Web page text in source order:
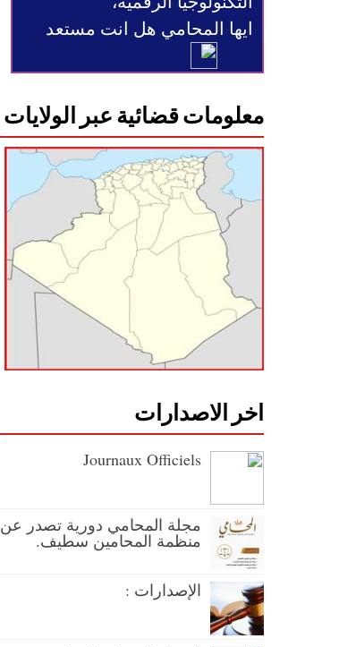
ايها المحامي هل انت مستعد
معلومات قضائية عبر الولايات
اخر الاصدارات
Journaux Officiels
مجلة المحامي دورية تصدر عن
منظمة المحامين سطيف.
الإصدارات :